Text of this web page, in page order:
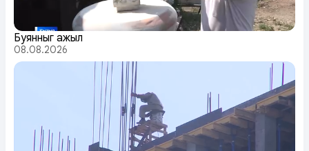
Буянныг ажыл
08.08.2026